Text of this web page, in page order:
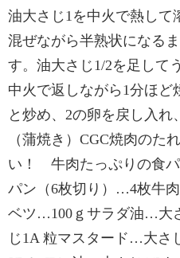
油大さじ1を中火で熱して
混ぜながら半熟状になる
す。油大さじ1/2を足して
中火で返しながら1分ほど
と炒め、2の卵を戻し入
（蒲焼き）CGC焼肉のた
い！ 牛肉たっぷりの食
パン（6枚切り）…4枚牛
ベツ…100ｇサラダ油…大
じ1A 粒マスタード…大さ